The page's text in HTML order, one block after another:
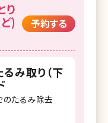
り
)
予約する
み取り（下
のたるみ除去